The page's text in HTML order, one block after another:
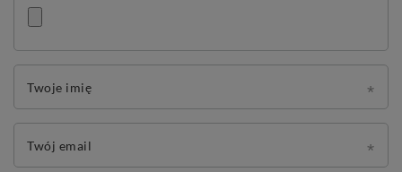
Twoje imię
Twój email